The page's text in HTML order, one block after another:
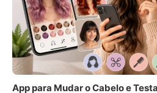
App para Mudar o Cabelo e